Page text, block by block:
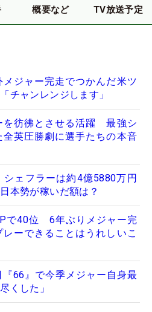
概要など TV放送予定
ジャー完走でつかんだ米ツ
チャンレンジします」
を彷彿とさせる活躍 最強シ
全英圧勝劇に選手たちの本音
シェフラーは約4億5880万円
本勢が稼いだ額は？
で40位 6年ぶりメジャー完
ーできることはうれしいこ
66』で今季メジャー自身最
くした」